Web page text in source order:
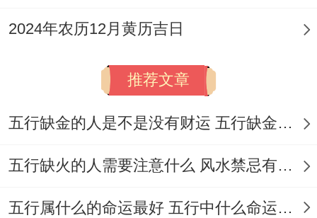
2024年农历12月黄历吉日
推荐文章
五行缺金的人是不是没有财运 五行缺金的人命运好不好
五行缺火的人需要注意什么 风水禁忌有哪些
五行属什么的命运最好 五行中什么命运势旺盛